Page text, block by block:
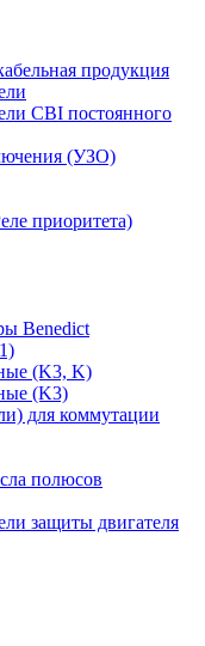
продукция
CBI постоянного
(УЗО)
приоритета)
Benedict
(K3, K)
(K3)
для коммутации
полюсов
защиты двигателя